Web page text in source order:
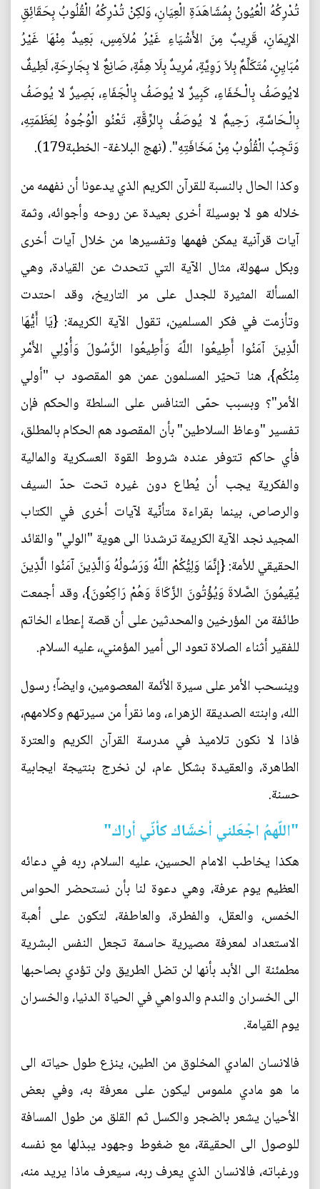
تُدْرِكُهُ الْعُيُونُ بِمُشَاهَدَةِ الْعِيَانِ، وَلكِنْ تُدْرِكُهُ الْقُلُوبُ بِحَقَائِقِ
الإِيمَانِ، قَرِيبٌ مِنَ الأَشْيَاءِ غَيْرُ مُلاَمِسٍ، بَعِيدٌ مِنْهَا غَيْرُ
مُبَايِنٍ، مُتَكَلِّمٌ بِلاَ رَوِيَّةٍ، مُرِيدٌ بِلَا هِمَّةٍ، صَانِعٌ لا بِجَارِحَةٍ، لَطِيفٌ
لايُوصَفُ بِالْـخَفَاءِ، كَبِيرٌ لا يُوصَفُ بِالْجَفَاءِ، بَصِيرٌ لا يُوصَفُ
بِالْـحَاسَّةِ، رَحِيمٌ لا يُوصَفُ بِالرِّقَّةِ، تَعْنُو الْوُجُوهُ لِعَظَمَتِهِ،
وَتَجِبُ الْقُلُوبُ مِنْ مَخَافَتِهِ". (نهج البلاغة- الخطبة179).
وكذا الحال بالنسبة للقرآن الكريم الذي يدعونا أن نفهمه من
خلاله هو لا بوسيلة أخرى بعيدة عن روحه وأجوائه، وثمة
آيات قرآنية يمكن فهمها وتفسيرها من خلال آيات أخرى
وبكل سهولة، مثال الآية التي تتحدث عن القيادة، وهي
المسألة المثيرة للجدل على مر التاريخ، وقد احتدت
وتأزمت في فكر المسلمين، تقول الآية الكريمة: {يَا أَيُّهَا
الَّذِينَ آمَنُوا أَطِيعُوا اللَّهَ وَأَطِيعُوا الرَّسُولَ وَأُوْلِي الأَمْرِ
مِنْكُم}، هنا تحيّر المسلمون عمن هو المقصود ب "أولي
الأمر"؟ وبسبب حمّى التنافس على السلطة والحكم فإن
تفسير "وعاظ السلاطين" بأن المقصود هم الحكام بالمطلق،
فأي حاكم تتوفر عنده شروط القوة العسكرية والمالية
والفكرية يجب أن يُطاع دون غيره تحت حدّ السيف
والرصاص، بينما بقراءة متأنّية لآيات أخرى في الكتاب
المجيد نجد الآية الكريمة ترشدنا الى هوية "الولي" والقائد
الحقيقي للأمة: {إِنَّمَا وَلِيُّكُمْ اللَّهُ وَرَسُولُهُ وَالَّذِينَ آمَنُوا الَّذِينَ
يُقِيمُونَ الصَّلاةَ وَيُؤْتُونَ الزَّكَاةَ وَهُمْ رَاكِعُونَ}، وقد أجمعت
طائفة من المؤرخين والمحدثين على أن قصة إعطاء الخاتم
للفقير أثناء الصلاة تعود الى أمير المؤمني،، عليه السلام.
وينسحب الأمر على سيرة الأئمة المعصومين، وايضاً؛ رسول
الله، وابنته الصديقة الزهراء، وما نقرأ من سيرتهم وكلامهم،
فاذا لا نكون تلاميذ في مدرسة القرآن الكريم والعترة
الطاهرة، والعقيدة بشكل عام، لن نخرج بنتيجة ايجابية
حسنة.
"اللّهمُ اجْعَلني أخشَاك كأنّي أراك"
هكذا يخاطب الامام الحسين، عليه السلام، ربه في دعائه
العظيم يوم عرفة، وهي دعوة لنا بأن نستحضر الحواس
الخمس، والعقل، والفطرة، والعاطفة، لتكون على أهبة
الاستعداد لمعرفة مصيرية حاسمة تجعل النفس البشرية
مطمئنة الى الأبد بأنها لن تضل الطريق ولن تؤدي بصاحبها
الى الخسران والندم والدواهي في الحياة الدنيا، والخسران
يوم القيامة.
فالانسان المادي المخلوق من الطين، ينزع طول حياته الى
ما هو مادي ملموس ليكون على معرفة به، وفي بعض
الأحيان يشعر بالضجر والكسل ثم القلق من طول المسافة
للوصول الى الحقيقة، مع ضغوط وجهود يبذلها مع نفسه
ورغباته، فالانسان الذي يعرف ربه، سيعرف ماذا يريد منه،